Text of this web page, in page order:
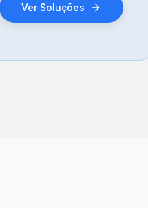
Ver Soluções